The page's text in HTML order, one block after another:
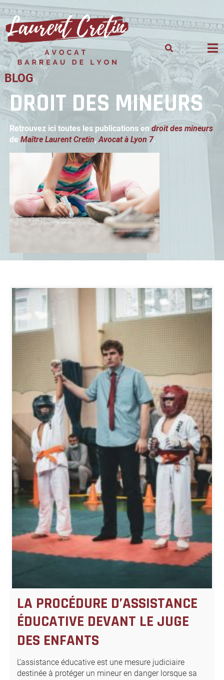
Skip
to
content
BLOG
DROIT DES MINEURS
Retrouvez ici toutes les publications en droit des mineurs
de Maître Laurent Cretin,Avocat à Lyon 7.
LA PROCÉDURE D’ASSISTANCE
ÉDUCATIVE DEVANT LE JUGE
DES ENFANTS
L’assistance éducative est une mesure judiciaire
destinée à protéger un mineur en danger lorsque sa